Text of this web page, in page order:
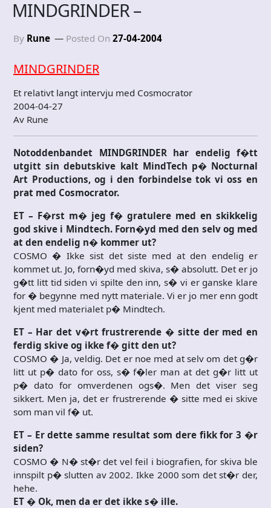
MINDGRINDER –
By Rune Posted On 27-04-2004
MINDGRINDER
Et relativt langt intervju med Cosmocrator
2004-04-27
Av Rune
Notoddenbandet MINDGRINDER har endelig f�tt
utgitt sin debutskive kalt MindTech p� Nocturnal
Art Productions, og i den forbindelse tok vi oss en
prat med Cosmocrator.
ET – F�rst m� jeg f� gratulere med en skikkelig
god skive i Mindtech. Forn�yd med den selv og med
at den endelig n� kommer ut?
COSMO � Ikke sist det siste med at den endelig er
kommet ut. Jo, forn�yd med skiva, s� absolutt. Det er jo
g�tt litt tid siden vi spilte den inn, s� vi er ganske klare
for � begynne med nytt materiale. Vi er jo mer enn godt
kjent med materialet p� Mindtech.
ET – Har det v�rt frustrerende � sitte der med en
ferdig skive og ikke f� gitt den ut?
COSMO � Ja, veldig. Det er noe med at selv om det g�r
litt ut p� dato for oss, s� f�ler man at det g�r litt ut
p� dato for omverdenen ogs�. Men det viser seg
sikkert. Men ja, det er frustrerende � sitte med ei skive
som man vil f� ut.
ET – Er dette samme resultat som dere fikk for 3 �r
siden?
COSMO � N� st�r det vel feil i biografien, for skiva ble
innspilt p� slutten av 2002. Ikke 2000 som det st�r der,
hehe.
ET � Ok, men da er det ikke s� ille.